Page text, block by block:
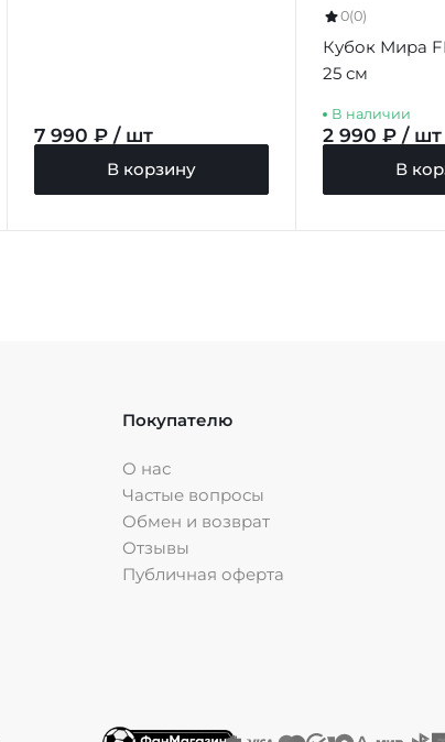
7 990 ₽ / шт
В корзину
0(0)
Кубок Мира
25 см
В наличии
2 990 ₽ / шт
В
Покупателю
О нас
Частые вопросы
Обмен и возврат
Отзывы
Публичная оферта